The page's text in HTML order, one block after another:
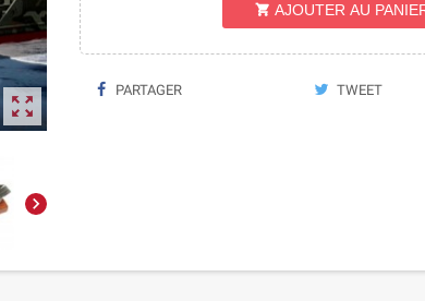


 AJOUTER AU
PARTAGER TWEET